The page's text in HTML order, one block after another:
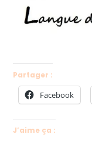
Partager :
Facebook
J’aime ça :